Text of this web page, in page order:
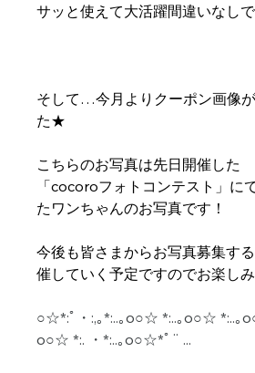
サッと使えて大活躍間違いなしで
そして…今月よりクーポン画像
た★
こちらのお写真は先日開催した
「cocoroフォトコンテスト」に
たワンちゃんのお写真です！
今後も皆さまからお写真募集す
催していく予定ですのでお楽し
○☆*:ﾟ・:,｡*:..｡o○☆ *:..｡o○☆ *:..｡
o○☆ *:. ・*:..｡o○☆*ﾟ¨ ...